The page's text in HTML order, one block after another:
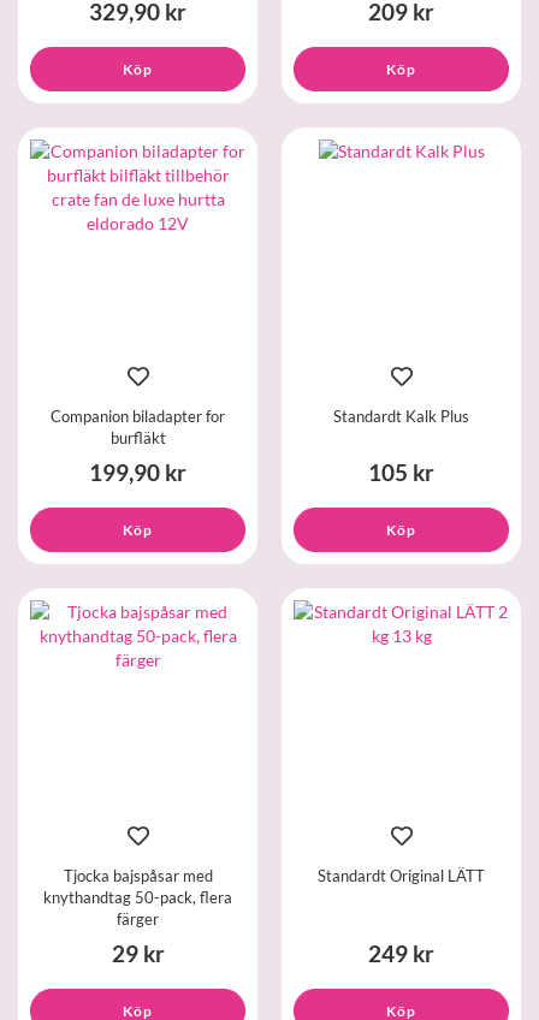
329,90 kr
Köp
209 kr
Köp
Companion biladapter for
burfläkt
199,90 kr
Köp
Standardt Kalk Plus
105 kr
Köp
Tjocka bajspåsar med
knythandtag 50-pack, flera
färger
29 kr
Köp
Standardt Original LÄTT
249 kr
Köp